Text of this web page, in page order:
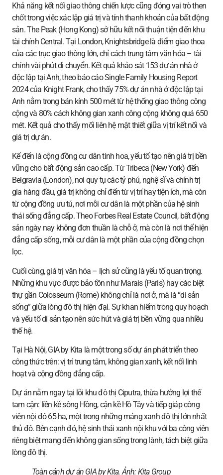
Khả năng kết nối giao thông chiến lược cũng đóng vai trò then
chốt trong việc xác lập giá trị và tính thanh khoản của bất động
sản. The Peak (Hong Kong) sở hữu kết nối thuận tiện đến khu
tài chính Central. Tại London, Knightsbridge là điểm giao thoa
của các trục giao thông lớn, chỉ cách trung tâm văn hóa – tài
chính vài phút di chuyển. Kết quả khảo sát 153 dự án nhà ở
độc lập tại Anh, theo báo cáo Single Family Housing Report
2024 của Knight Frank, cho thấy 75% dự án nhà ở độc lập tại
Anh nằm trong bán kính 500 mét từ hệ thống giao thông công
cộng và 80% cách không gian xanh công cộng không quá 650
mét. Kết quả cho thấy mối liên hệ mật thiết giữa vị trí kết nối và
giá trị dự án.
Kế đến là cộng đồng cư dân tinh hoa, yếu tố tạo nên giá trị bền
vững cho bất động sản cao cấp. Từ Tribeca (New York) đến
Belgravia (London), nơi quy tụ các tỷ phú, nghệ sĩ và chính trị
gia hàng đầu, giá trị không chỉ đến từ vị trí hay tiện ích, mà còn
từ cộng đồng ưu tú, nơi mỗi cư dân là một phần của hệ sinh
thái sống đẳng cấp. Theo Forbes Real Estate Council, bất động
sản ngày nay không đơn thuần là chỗ ở, mà còn là nơi thể hiện
đẳng cấp sống, mỗi cư dân là một phần của cộng đồng chọn
lọc.
Cuối cùng, giá trị văn hóa – lịch sử cũng là yếu tố quan trọng.
Những khu vực được bảo tồn như Marais (Paris) hay các biệt
thự gần Colosseum (Rome) không chỉ là nơi ở, mà là “di sản
sống” giữa lòng đô thị hiện đại. Sự khan hiếm trong quy hoạch
và yếu tố di sản tạo nên sức hút và giá trị bền vững qua nhiều
thế hệ.
Tại Hà Nội, GIA by Kita là một trong số dự án phát triển theo
công thức trên: vị trí trung tâm, không gian xanh, kết nối linh
hoạt và cộng đồng đẳng cấp.
Dự án nằm ngay tại lõi khu đô thị Ciputra, thừa hưởng lợi thế
tam cận: liền kề sông Hồng, cận kề Hồ Tây và tiếp giáp công
viên nội đô 65 ha, một trong những mảng xanh đô thị lớn nhất
thủ đô. Bên cạnh đó, hệ sinh thái xanh nội khu với ba công viên
riêng biệt mang đến không gian sống trong lành, tách biệt giữa
lòng đô thị.
Toàn cảnh dự án GIA by Kita. Ảnh:Kita Group